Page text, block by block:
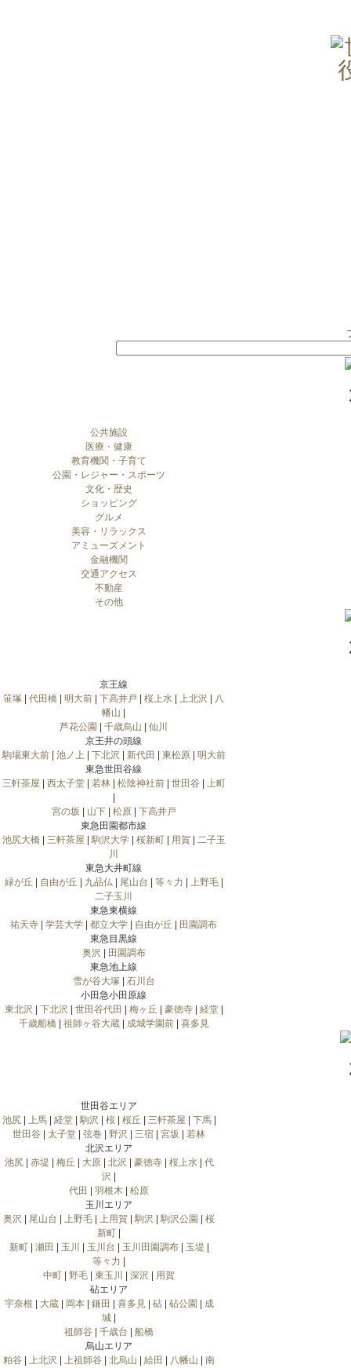
公共施設
医療・健康
教育機関・子育て
公園・レジャー・スポーツ
文化・歴史
ショッピング
グルメ
美容・リラックス
アミューズメント
金融機関
交通アクセス
不動産
その他
京王線
笹塚
代田橋 明大前 下高井戸 桜上水 上北沢
八
幡山
芦花公園
千歳烏山
仙川
京王井の頭線
駒場東大前| 池ノ上 下北沢 新代田 東松原| 明大前
東急世田谷線
三軒茶屋
西太子堂| 若林| 松陰神社前| 世田谷
上町
宮の坂
山下| 松原| 下高井戸
東急田園都市線
池尻大橋| 三軒茶屋 駒沢大学| 桜新町| 用賀| 二子玉
川
東急大井町線
緑が丘
自由が丘 九品仏| 尾山台 等々力 上野毛|
二子玉川
東急東横線
祐天寺
学芸大学 都立大学 自由が丘
田園調布
東急目黒線
奥沢
田園調布
東急池上線
雪が谷大塚| 石川台
小田急小田原線
東北沢
下北沢 世田谷代田 梅ヶ丘 豪徳寺| 経堂|
千歳船橋| 祖師ヶ谷大蔵| 成城学園前| 喜多見
世田谷エリア
池尻| 上馬| 経堂| 駒沢 桜| 桜丘 三軒茶屋 下馬|
世田谷
太子堂 弦巻 野沢 三宿 宮坂
若林
北沢エリア
池尻| 赤堤 梅丘 大原| 北沢 豪徳寺| 桜上水| 代
沢
代田
羽根木
松原
玉川エリア
奥沢
尾山台 上野毛 上用賀 駒沢 駒沢公園
桜
新町
新町| 瀬田 玉川 玉川台 玉川田園調布| 玉堤
等々力
中町
野毛 東玉川 深沢
用賀
砧エリア
宇奈根
大蔵| 岡本| 鎌田 喜多見| 砧| 砧公園
成
城
祖師谷
千歳台
船橋
烏山エリア
粕谷
上北沢 上祖師谷 北烏山 給田 八幡山
南